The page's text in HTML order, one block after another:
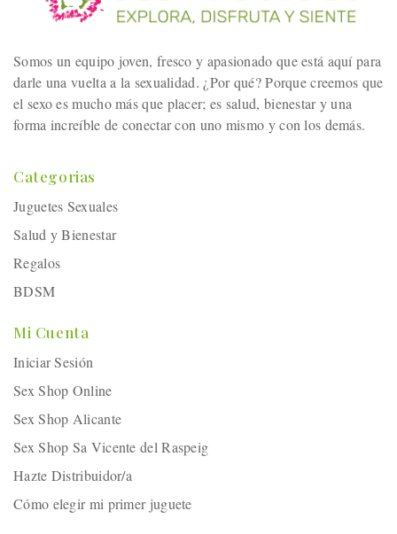
Somos un equipo joven, fresco y apasionado que está aquí para
darle una vuelta a la sexualidad. ¿Por qué? Porque creemos que
el sexo es mucho más que placer; es salud, bienestar y una
forma increíble de conectar con uno mismo y con los demás.
Categorias
Juguetes Sexuales
Salud y Bienestar
Regalos
BDSM
Mi Cuenta
Iniciar Sesión
Sex Shop Online
Sex Shop Alicante
Sex Shop Sa Vicente del Raspeig
Hazte Distribuidor/a
Cómo elegir mi primer juguete